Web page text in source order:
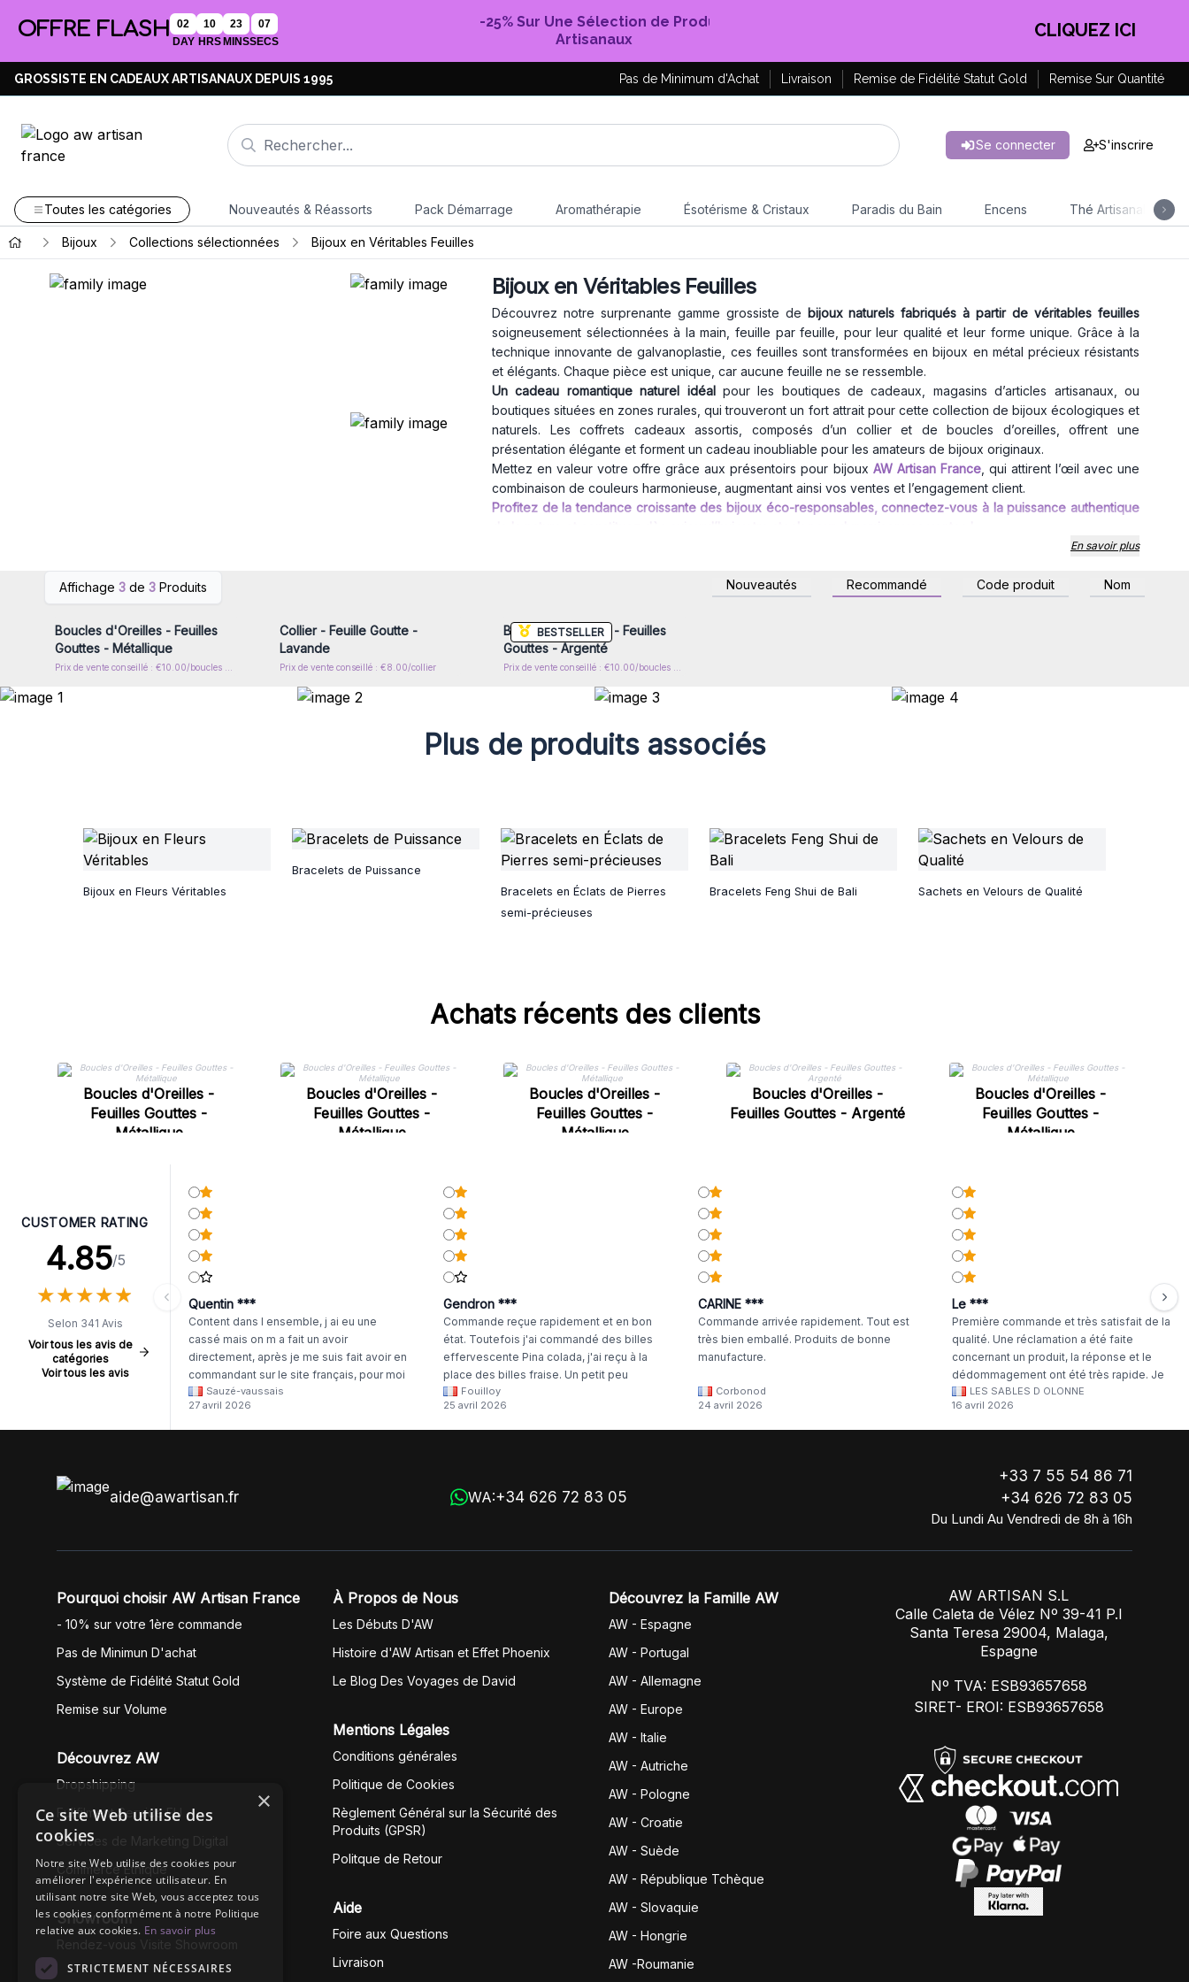
OFFRE FLASH
02
DAY
10
HRS
23
MINS
07
SECS
-25% Sur Une Sélection de Produits
Artisanaux
CLIQUEZ ICI
GROSSISTE EN CADEAUX ARTISANAUX DEPUIS 1995 Pas de Minimum d'Achat Livraison Remise de Fidélité Statut Gold Remise Sur Quantité
Se connecter S'inscrire
Toutes les catégories Nouveautés & Réassorts Pack Démarrage Aromathérapie Ésotérisme & Cristaux Paradis du Bain Encens Thé Artisanal
Bijoux Collections sélectionnées Bijoux en Véritables Feuilles
Bijoux en Véritables Feuilles
Découvrez notre surprenante gamme grossiste de bijoux naturels fabriqués à partir de véritables feuilles
soigneusement sélectionnées à la main, feuille par feuille, pour leur qualité et leur forme unique. Grâce à la
technique innovante de galvanoplastie, ces feuilles sont transformées en bijoux en métal précieux résistants
et élégants. Chaque pièce est unique, car aucune feuille ne se ressemble.
Un cadeau romantique naturel idéalpour les boutiques de cadeaux, magasins d’articles artisanaux, ou
boutiques situées en zones rurales, qui trouveront un fort attrait pour cette collection de bijoux écologiques et
naturels. Les coffrets cadeaux assortis, composés d’un collier et de boucles d’oreilles, offrent une
présentation élégante et forment un cadeau inoubliable pour les amateurs de bijoux originaux.
Mettez en valeur votre offre grâce aux présentoirs pour bijoux AW Artisan France, qui attirent l’œil avec une
combinaison de couleurs harmonieuse, augmentant ainsi vos ventes et l’engagement client.
Profitez de la tendance croissante des bijoux éco-responsables, connectez-vous à la puissance authentique
En savoir plus
Affichage 3 de 3 Produits Nouveautés Recommandé Code produit Nom
vous pour accéder aux prix de
gros
Boucles d'Oreilles - Feuilles
Gouttes - Métallique
Collier - Feuille Goutte -
Lavande
Prix de vente conseillé : €8.00/collier
BESTSELLER
Boucles d'Oreilles - Feuilles
Gouttes - Argenté
Plus de produits associés
Bijoux en Fleurs Véritables
Bracelets de Puissance
Bracelets en Éclats de Pierres
semi-précieuses
Bracelets Feng Shui de Bali Sachets en Velours de Qualité
Achats récents des clients
Boucles d'Oreilles -
Feuilles Gouttes -
Métallique
Boucles d'Oreilles -
Feuilles Gouttes -
Métallique
Boucles d'Oreilles -
Feuilles Gouttes -
Métallique
Boucles d'Oreilles -
Feuilles Gouttes - Argenté
Boucles d'Oreilles -
Feuilles Gouttes -
Métallique
CUSTOMER RATING
4.85/5
★★★★★
★★★★★
Selon 341 Avis
Voir tous les avis de
catégories
Voir tous les avis
Quentin ***
Content dans l ensemble, j ai eu une
cassé mais on m a fait un avoir
directement, après je me suis fait avoir en
commandant sur le site français, pour moi
il était évident que les produits était de la
même langue mais raté tout est en
anglais.
Sauzé-vaussais
27 avril 2026
Gendron ***
Commande reçue rapidement et en bon
état. Toutefois j'ai commandé des billes
effervescente Pina colada, j'ai reçu à la
place des billes fraise. Un petit peu
dommage
Fouilloy
25 avril 2026
CARINE ***
Commande arrivée rapidement. Tout est
très bien emballé. Produits de bonne
manufacture.
Corbonod
24 avril 2026
Le ***
Première commande et très satisfait de la
qualité. Une réclamation a été faite
concernant un produit, la réponse et le
dédommagement ont été très rapide. Je
continuerai à commander chez WA Artisan
!
LES SABLES D OLONNE
16 avril 2026
aide@awartisan.fr WA:+34 626 72 83 05
+33 7 55 54 86 71
+34 626 72 83 05
Du Lundi Au Vendredi de 8h à 16h
Pourquoi choisir AW Artisan France
- 10% sur votre 1ère commande
Pas de Minimun D'achat
Système de Fidélité Statut Gold
Remise sur Volume
Découvrez AW
Dropshipping
Fullfilment Service EU
Services de Marketing Digital
Commerce Éthique
Showroom
À Propos de Nous
Les Débuts D'AW
Histoire d'AW Artisan et Effet Phoenix
Le Blog Des Voyages de David
Mentions Légales
Conditions générales
Politique de Cookies
Règlement Général sur la Sécurité des
Produits (GPSR)
Politque de Retour
Aide
Foire aux Questions
Livraison
Découvrez la Famille AW
AW - Espagne
AW - Portugal
AW - Allemagne
AW - Europe
AW - Italie
AW - Autriche
AW - Pologne
AW - Croatie
AW - Suède
AW - République Tchèque
AW - Slovaquie
AW - Hongrie
AW -Roumanie
AW ARTISAN S.L
Calle Caleta de Vélez Nº 39-41 P.I
Santa Teresa 29004, Malaga,
Espagne
Nº TVA: ESB93657658
SIRET- EROI: ESB93657658
×
Ce site Web utilise des
cookies
Notre site Web utilise des cookies pour
améliorer l'expérience utilisateur. En
utilisant notre site Web, vous acceptez tous
les cookies conformément à notre Politique
relative aux cookies. En savoir plus
STRICTEMENT NÉCESSAIRES